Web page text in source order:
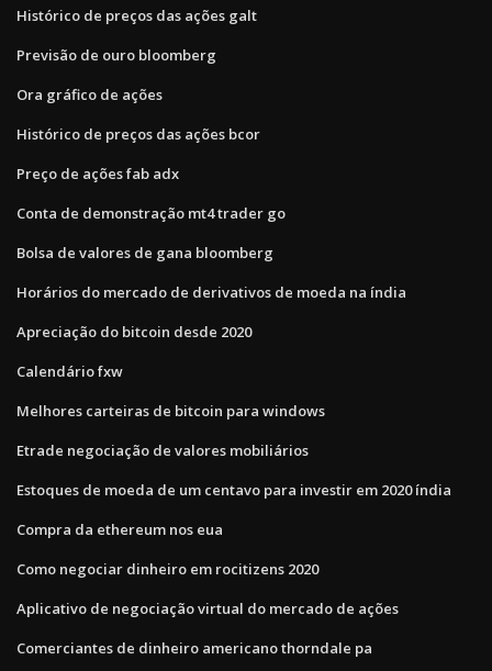
Histórico de preços das ações galt
Previsão de ouro bloomberg
Ora gráfico de ações
Histórico de preços das ações bcor
Preço de ações fab adx
Conta de demonstração mt4 trader go
Bolsa de valores de gana bloomberg
Horários do mercado de derivativos de moeda na índia
Apreciação do bitcoin desde 2020
Calendário fxw
Melhores carteiras de bitcoin para windows
Etrade negociação de valores mobiliários
Estoques de moeda de um centavo para investir em 2020 índia
Compra da ethereum nos eua
Como negociar dinheiro em rocitizens 2020
Aplicativo de negociação virtual do mercado de ações
Comerciantes de dinheiro americano thorndale pa